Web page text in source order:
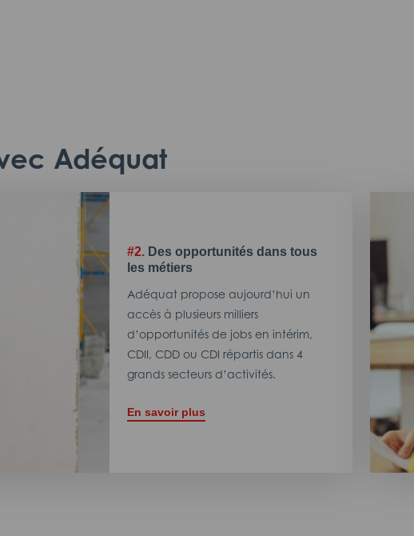
Adéquat
#2. Des opportunités dans tous
les métiers
Adéquat propose aujourd’hui un
accès à plusieurs milliers
d’opportunités de jobs en intérim,
CDII, CDD ou CDI répartis dans 4
grands secteurs d’activités.
En savoir plus